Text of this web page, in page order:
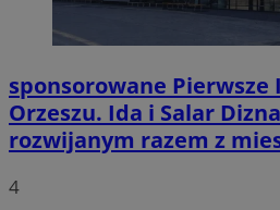
sponsorowane
Orzeszu. Ida i Salar
rozwijanym razem z
4